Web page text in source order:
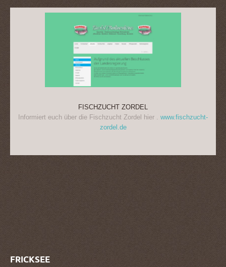
FISCHZUCHT ZORDEL
Informiert euch über die Fischzucht Zordel hier . www.fischzucht-
zordel.de
FRICKSEE